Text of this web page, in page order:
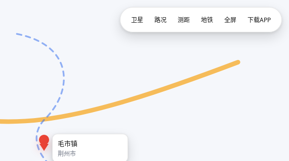
毛市镇
荆州市
卫星 路况 测距 地铁 全屏 下载APP